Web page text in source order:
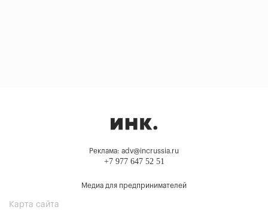
Реклама: adv@incrussia.ru
+7 977 647 52 51
Медиа для предпринимателей
Карта сайта